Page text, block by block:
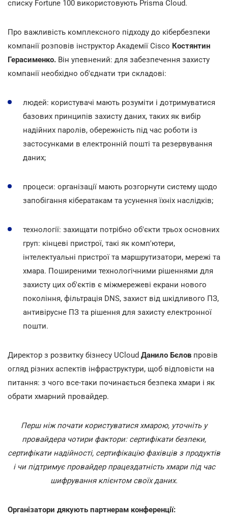
списку Fortune 100 використовують Prisma Cloud.
Про важливість комплексного підходу до кібербезпеки
компанії розповів інструктор Академії Cisco Костянтин
Герасименко. Він упевнений: для забезпечення захисту
компанії необхідно об'єднати три складові:
людей: користувачі мають розуміти і дотримуватися
базових принципів захисту даних, таких як вибір
надійних паролів, обережність під час роботи із
застосунками в електронній пошті та резервування
даних;
процеси: організації мають розгорнути систему щодо
запобігання кібератакам та усунення їхніх наслідків;
технології: захищати потрібно об'єкти трьох основних
груп: кінцеві пристрої, такі як комп'ютери,
інтелектуальні пристрої та маршрутизатори, мережі та
хмара. Поширеними технологічними рішеннями для
захисту цих об'єктів є міжмережеві екрани нового
покоління, фільтрація DNS, захист від шкідливого ПЗ,
антивірусне ПЗ та рішення для захисту електронної
пошти.
Директор з розвитку бізнесу UCloud Данило Бєлов провів
огляд різних аспектів інфраструктури, щоб відповісти на
питання: з чого все-таки починається безпека хмари і як
обрати хмарний провайдер.
Перш ніж почати користуватися хмарою, уточніть у
провайдера чотири фактори: сертифікати безпеки,
сертифікати надійності, сертифікацію фахівців з продуктів
і чи підтримує провайдер працездатність хмари під час
шифрування клієнтом своїх даних.
Організатори дякують партнерам конференції: